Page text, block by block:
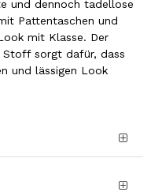
und dennoch tadellose
Pattentaschen und
mit Klasse. Der
Stoff sorgt dafür, dass
und lässigen Look